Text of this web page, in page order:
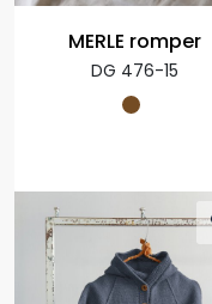
MERLE romper
DG 476-15